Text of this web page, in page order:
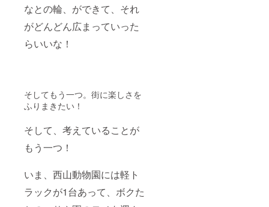
なとの輪、ができて、それ
がどんどん広まっていった
らいいな！
そしてもう一つ。街に楽しさを
ふりまきたい！
そして、考えていることが
もう一つ！
いま、西山動物園には軽ト
ラックが1台あって、ボクた